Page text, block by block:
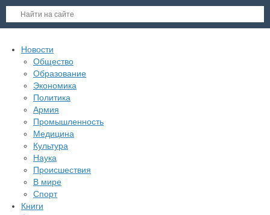
Новости
Общество
Образование
Экономика
Политика
Армия
Промышленность
Медицина
Культура
Наука
Происшествия
В мире
Спорт
Книги